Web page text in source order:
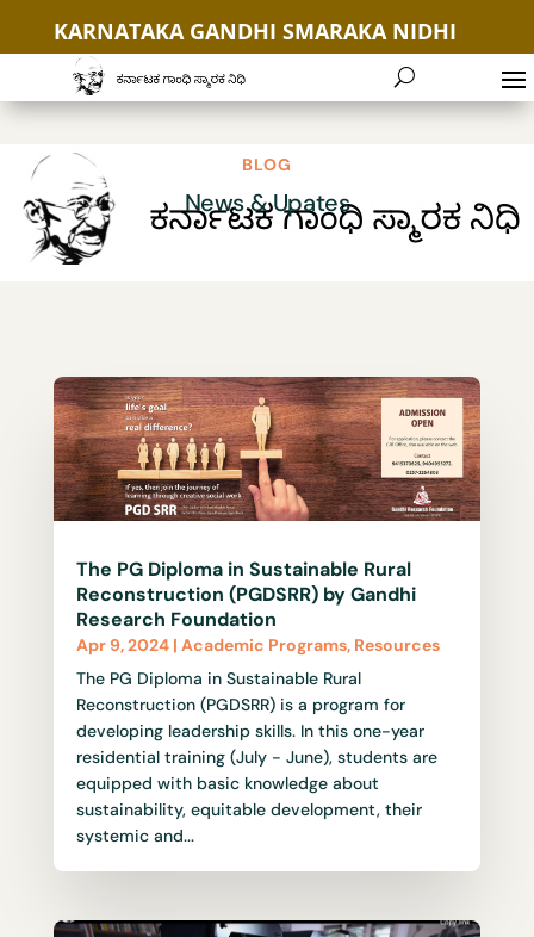
KARNATAKA GANDHI SMARAKA NIDHI
+91 9035654646
BLOG
News & Upates
The PG Diploma in Sustainable Rural
Reconstruction (PGDSRR) by Gandhi
Research Foundation
Apr 9, 2024| Academic Programs, Resources
The PG Diploma in Sustainable Rural
Reconstruction (PGDSRR) is a program for
developing leadership skills. In this one-year
residential training (July - June), students are
equipped with basic knowledge about
sustainability, equitable development, their
systemic and...